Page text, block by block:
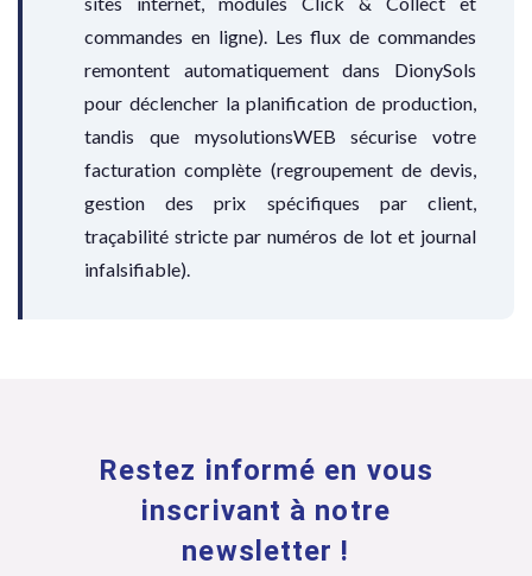
commandes en ligne). Les flux de commandes
remontent automatiquement dans DionySols
pour déclencher la planification de production,
tandis que mysolutionsWEB sécurise votre
facturation complète (regroupement de devis,
gestion des prix spécifiques par client,
traçabilité stricte par numéros de lot et journal
infalsifiable).
Restez informé en vous
inscrivant à notre
newsletter !